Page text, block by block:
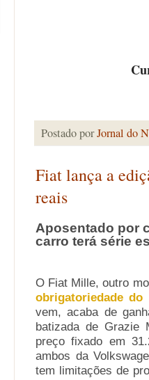
Postado porJornal do
Fiat lança a
reais
Aposentado por
carro terá série
O Fiat Mille, outro
obrigatoriedade
vem, acaba de
batizada de Grazie
preço fixado em
ambos da
tem limitações de